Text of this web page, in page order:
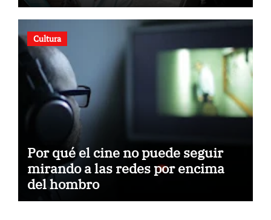
Cultura
Por qué el cine no puede seguir
mirando a las redes por encima
del hombro